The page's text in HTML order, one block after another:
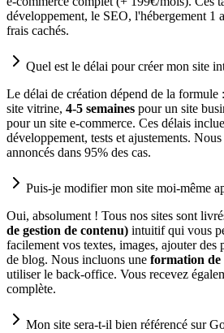
développement, le SEO, l'hébergement 1
frais cachés.
Quel est le délai pour créer mon site
Le délai de création dépend de la formule :
site vitrine, 4-5 semaines pour un site
pour un site e-commerce. Ces délais
développement, tests et ajustements.
annoncés dans 95% des cas.
Puis-je modifier mon site moi-même
Oui, absolument ! Tous nos sites sont
de gestion de contenu) intuitif qui vous
facilement vos textes, images, ajouter des
de blog. Nous incluons une formation de
utiliser le back-office. Vous recevez
complète.
Mon site sera-t-il bien référencé sur